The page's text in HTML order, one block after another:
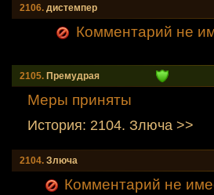
2106. дистемпер
Комментарий не
2105. Премудрая
Меры приняты
История: 2104. Злюча >>
2104. Злюча
Комментарий не